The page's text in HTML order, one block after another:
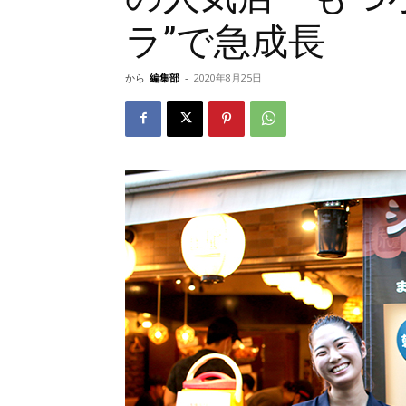
ラ”で急成長
から 編集部 - 2020年8月25日